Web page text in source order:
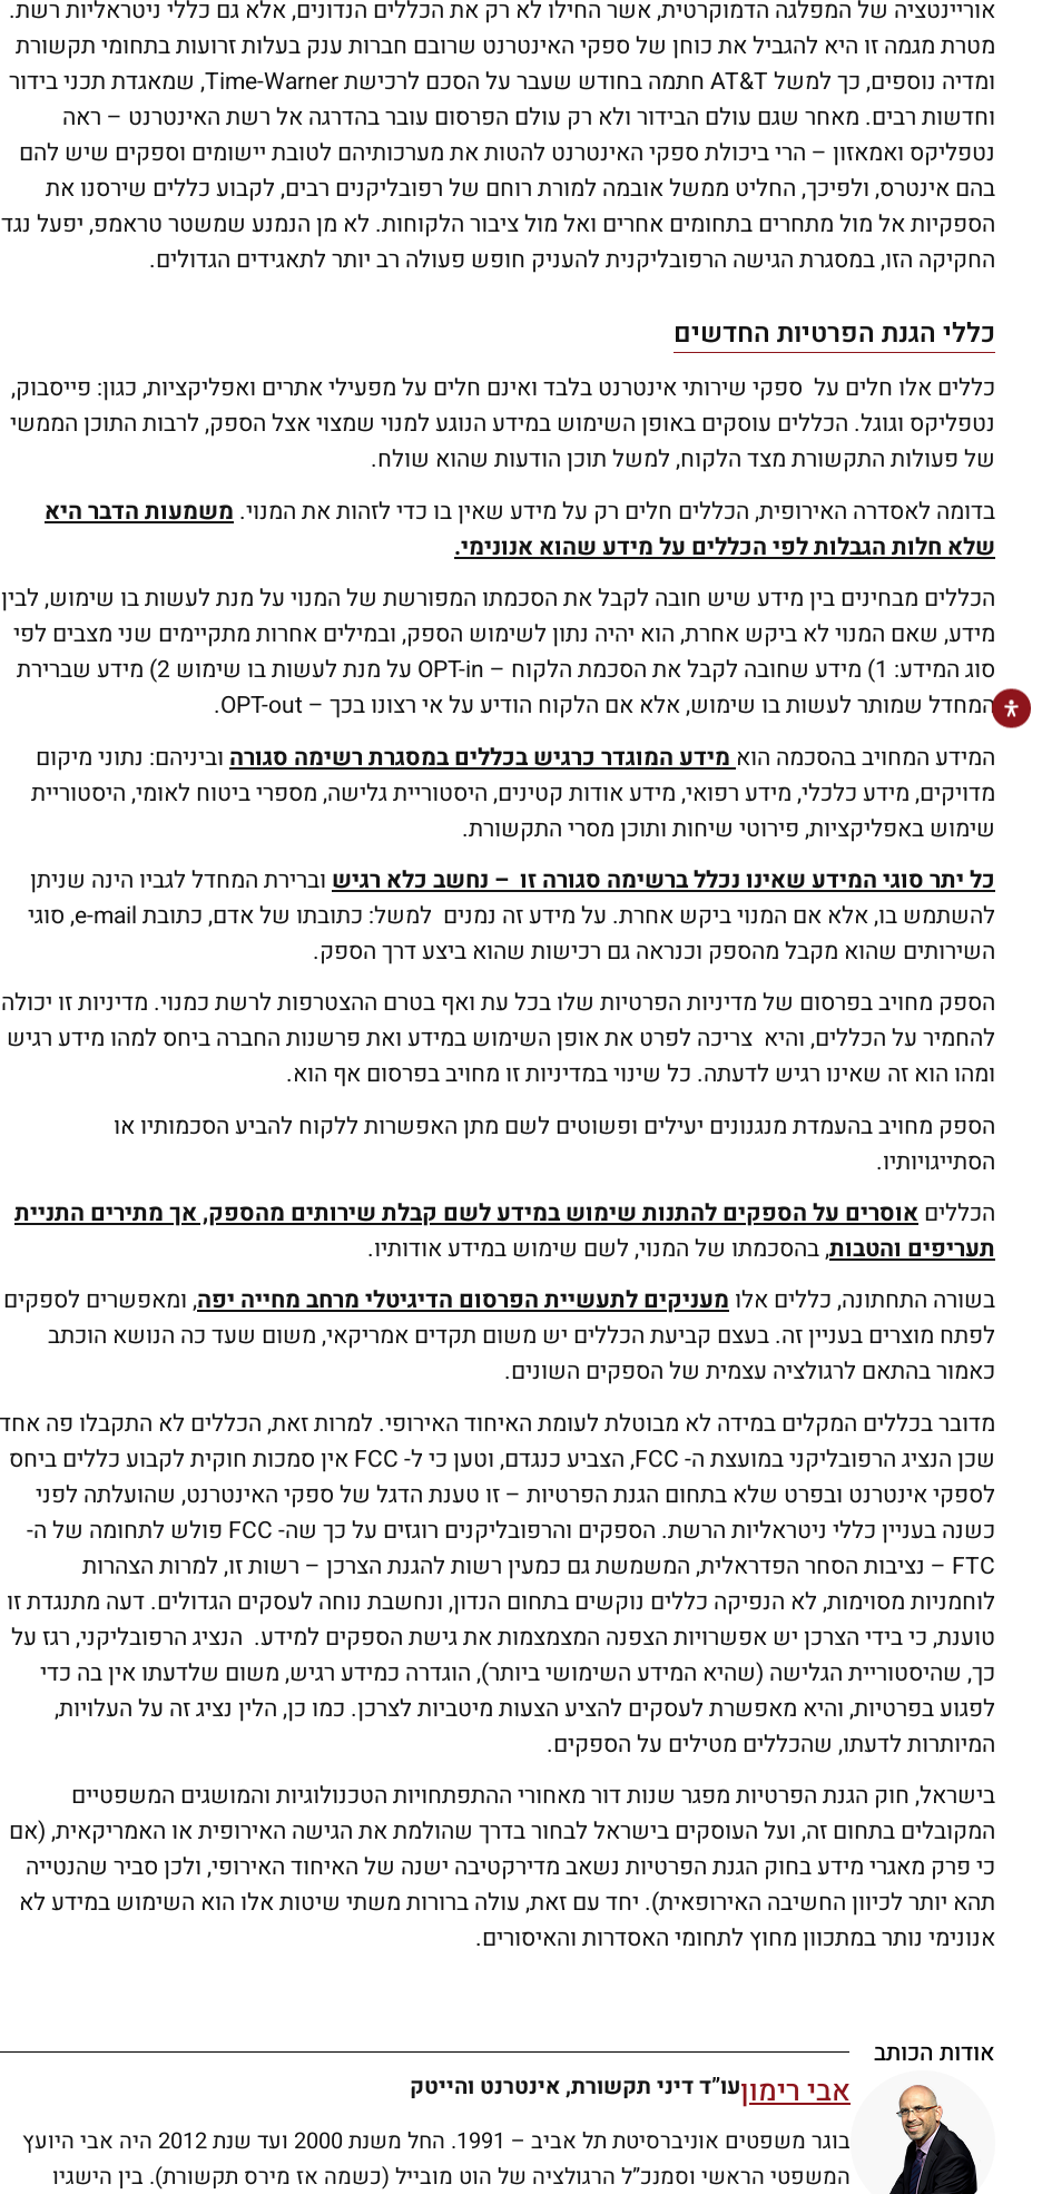
אוריינטציה של המפלגה הדמוקרטית, אשר החילו לא רק את הכללים הנדונים, אלא גם כללי ניטראליות רשת.
מטרת מגמה זו היא להגביל את כוחן של ספקי האינטרנט שרובם חברות ענק בעלות זרועות בתחומי תקשורת
ומדיה נוספים, כך למשל AT&T חתמה בחודש שעבר על הסכם לרכישת Time-Warner, שמאגדת תכני בידור
וחדשות רבים. מאחר שגם עולם הבידור ולא רק עולם הפרסום עובר בהדרגה אל רשת האינטרנט – ראה
נטפליקס ואמאזון – הרי ביכולת ספקי האינטרנט להטות את מערכותיהם לטובת יישומים וספקים שיש להם
בהם אינטרס, ולפיכך, החליט ממשל אובמה למורת רוחם של רפובליקנים רבים, לקבוע כללים שירסנו את
הספקיות אל מול מתחרים בתחומים אחרים ואל מול ציבור הלקוחות. לא מן הנמנע שמשטר טראמפ, יפעל נגד
החקיקה הזו, במסגרת הגישה הרפובליקנית להעניק חופש פעולה רב יותר לתאגידים הגדולים.
כללי הגנת הפרטיות החדשים
כללים אלו חלים על ספקי שירותי אינטרנט בלבד ואינם חלים על מפעילי אתרים ואפליקציות, כגון: פייסבוק,
נטפליקס וגוגל. הכללים עוסקים באופן השימוש במידע הנוגע למנוי שמצוי אצל הספק, לרבות התוכן הממשי
של פעולות התקשורת מצד הלקוח, למשל תוכן הודעות שהוא שולח.
בדומה לאסדרה האירופית, הכללים חלים רק על מידע שאין בו כדי לזהות את המנוי. משמעות הדבר היא
שלא חלות הגבלות לפי הכללים על מידע שהוא אנונימי.
הכללים מבחינים בין מידע שיש חובה לקבל את הסכמתו המפורשת של המנוי על מנת לעשות בו שימוש, לבין
מידע, שאם המנוי לא ביקש אחרת, הוא יהיה נתון לשימוש הספק, ובמילים אחרות מתקיימים שני מצבים לפי
סוג המידע: 1) מידע שחובה לקבל את הסכמת הלקוח – OPT-in על מנת לעשות בו שימוש 2) מידע שברירת
המחדל שמותר לעשות בו שימוש, אלא אם הלקוח הודיע על אי רצונו בכך – OPT-out.
המידע המחויב בהסכמה הוא מידע המוגדר כרגיש בכללים במסגרת רשימה סגורה וביניהם: נתוני מיקום
מדויקים, מידע כלכלי, מידע רפואי, מידע אודות קטינים, היסטוריית גלישה, מספרי ביטוח לאומי, היסטוריית
שימוש באפליקציות, פירוטי שיחות ותוכן מסרי התקשורת.
כל יתר סוגי המידע שאינו נכלל ברשימה סגורה זו – נחשב כלא רגיש וברירת המחדל לגביו הינה שניתן
להשתמש בו, אלא אם המנוי ביקש אחרת. על מידע זה נמנים למשל: כתובתו של אדם, כתובת e-mail, סוגי
השירותים שהוא מקבל מהספק וכנראה גם רכישות שהוא ביצע דרך הספק.
הספק מחויב בפרסום של מדיניות הפרטיות שלו בכל עת ואף בטרם ההצטרפות לרשת כמנוי. מדיניות זו יכולה
להחמיר על הכללים, והיא צריכה לפרט את אופן השימוש במידע ואת פרשנות החברה ביחס למהו מידע רגיש
ומהו הוא זה שאינו רגיש לדעתה. כל שינוי במדיניות זו מחויב בפרסום אף הוא.
הספק מחויב בהעמדת מנגנונים יעילים ופשוטים לשם מתן האפשרות ללקוח להביע הסכמותיו או
הסתייגויותיו.
הכללים אוסרים על הספקים להתנות שימוש במידע לשם קבלת שירותים מהספק, אך מתירים התניית
תעריפים והטבות, בהסכמתו של המנוי, לשם שימוש במידע אודותיו.
בשורה התחתונה, כללים אלומעניקים לתעשיית הפרסום הדיגיטלי מרחב מחייה יפה, ומאפשרים לספקים
לפתח מוצרים בעניין זה. בעצם קביעת הכללים יש משום תקדים אמריקאי, משום שעד כה הנושא הוכתב
כאמור בהתאם לרגולציה עצמית של הספקים השונים.
מדובר בכללים המקלים במידה לא מבוטלת לעומת האיחוד האירופי. למרות זאת, הכללים לא התקבלו פה
שכן הנציג הרפובליקני במועצת ה- FCC, הצביע כנגדם, וטען כי ל- FCC אין סמכות חוקית לקבוע כללים ביחס
לספקי אינטרנט ובפרט שלא בתחום הגנת הפרטיות – זו טענת הדגל של ספקי האינטרנט, שהועלתה לפני
כשנה בעניין כללי ניטראליות הרשת. הספקים והרפובליקנים רוגזים על כך שה- FCC פולש לתחומה של ה-
FTC – נציבות הסחר הפדראלית, המשמשת גם כמעין רשות להגנת הצרכן – רשות זו, למרות הצהרות
לוחמניות מסוימות, לא הנפיקה כללים נוקשים בתחום הנדון, ונחשבת נוחה לעסקים הגדולים. דעה מתנגדת זו
טוענת, כי בידי הצרכן יש אפשרויות הצפנה המצמצמות את גישת הספקים למידע. הנציג הרפובליקני, רגז על
כך, שהיסטוריית הגלישה (שהיא המידע השימושי ביותר), הוגדרה כמידע רגיש, משום שלדעתו אין בה כדי
לפגוע בפרטיות, והיא מאפשרת לעסקים להציע הצעות מיטביות לצרכן. כמו כן, הלין נציג זה על העלויות,
המיותרות לדעתו, שהכללים מטילים על הספקים.
בישראל, חוק הגנת הפרטיות מפגר שנות דור מאחורי ההתפתחויות הטכנולוגיות והמושגים המשפטיים
המקובלים בתחום זה, ועל העוסקים בישראל לבחור בדרך שהולמת את הגישה האירופית או האמריקאית, (אם
כי פרק מאגרי מידע בחוק הגנת הפרטיות נשאב מדירקטיבה ישנה של האיחוד האירופי, ולכן סביר שהנטייה
תהא יותר לכיוון החשיבה האירופאית). יחד עם זאת, עולה ברורות משתי שיטות אלו הוא השימוש במידע לא
אנונימי נותר במתכוון מחוץ לתחומי האסדרות והאיסורים.
אודות הכותב
אבי רימוןעו”ד דיני תקשורת, אינטרנט והייטק
בוגר משפטים אוניברסיטת תל אביב – 1991. החל משנת 2000 ועד שנת 2012 היה אבי היועץ
המשפטי הראשי וסמנכ”ל הרגולציה של הוט מובייל (כשמה אז מירס תקשורת). בין הישגיו